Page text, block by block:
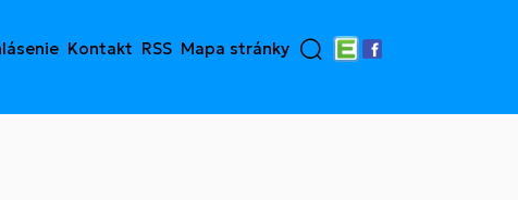
Kontakt RSS Mapa stránky
Edupage
Facebook